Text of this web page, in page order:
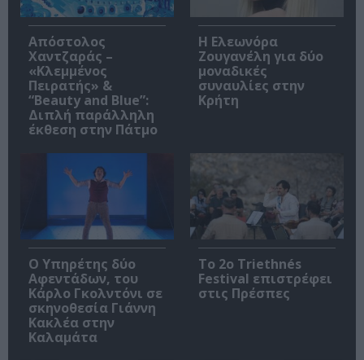
Απόστολος
Χαντζαράς –
«Κλεμμένος
Πειρατής» &
“Beauty and Blue”:
Διπλή παράλληλη
έκθεση στην Πάτμο
Η Ελεωνόρα
Ζουγανέλη για δύο
μοναδικές
συναυλίες στην
Κρήτη
Ο Υπηρέτης δύο
Αφεντάδων, του
Κάρλο Γκολντόνι σε
σκηνοθεσία Γιάννη
Κακλέα στην
Καλαμάτα
Το 2ο Triethnés
Festival επιστρέφει
στις Πρέσπες